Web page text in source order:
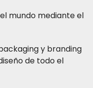
mundo mediante el
y branding
de todo el